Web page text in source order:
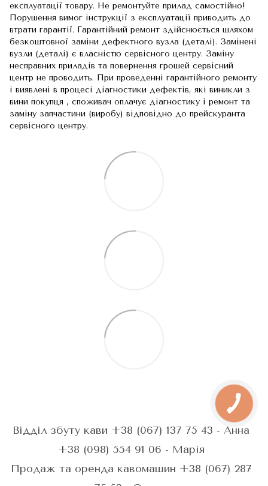
експлуатації товару. Не ремонтуйте прилад самостійно!
Порушення вимог інструкції з експлуатації приводить до
втрати гарантії. Гарантійний ремонт здійснюється шляхом
безкоштовної заміни дефектного вузла (деталі). Замінені
вузли (деталі) є власністю сервісного центру. Заміну
несправних приладів та повернення грошей сервісний
центр не проводить. При проведенні гарантійного ремонту
і виявлені в процесі діагностики дефектів, які виникли з
вини покупця , споживач оплачує діагностику і ремонт та
заміну запчастини (виробу) відповідно до прейскуранта
сервісного центру.
Відділ збуту кави +38 (067) 137 75 43 - Анна
+38 (098) 554 91 06 - Марія
Продаж та оренда кавомашин +38 (067) 287